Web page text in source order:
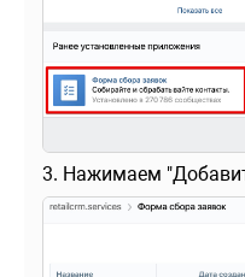
3. Нажимаем